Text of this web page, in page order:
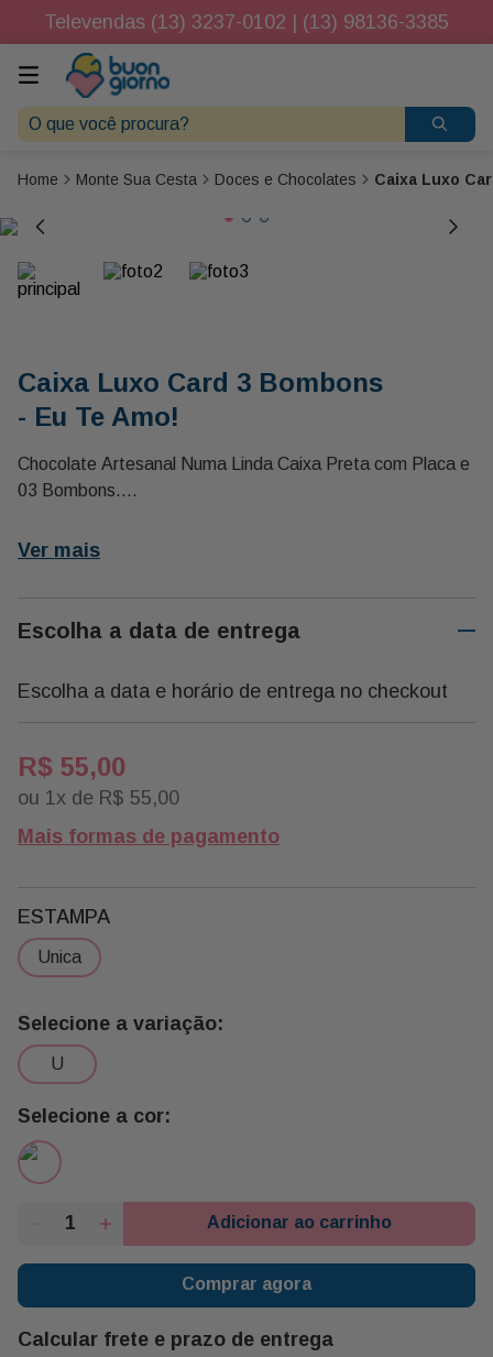
Televendas (13) 3237-0102 | (13) 98136-3385
O que você procura?
Monte Sua Cesta Doces e Chocolates Caixa Luxo
Caixa Luxo Card 3 Bombons
- Eu Te Amo!
Chocolate Artesanal Numa Linda Caixa Preta com Placa e
03 Bombons.
Ideal para Presentear com Pelucia ou Flores.
Ver mais
Escolha a data de entrega
Escolha a data e horário de entrega no checkout
R$ 55,00
ou 1 x de R$ 55,00
Mais formas de pagamento
u
ESTAMPA
unica
Adicionar ao carrinho
Comprar agora
Calcular frete e prazo de entrega